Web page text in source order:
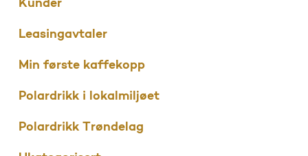
Kunder
Leasingavtaler
Min første kaffekopp
Polardrikk i lokalmiljøet
Polardrikk Trøndelag